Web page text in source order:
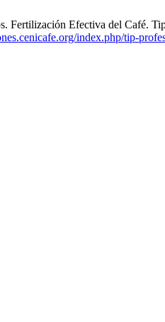
Fertilización Efectiva del Café.
index.php/tip-